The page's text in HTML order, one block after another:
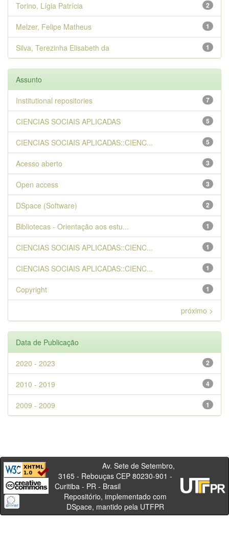
2
Torino, Lígia Patrícia
1
Melzer, Felipe Matheus
1
Silva, Terezinha Elisabeth da
Assunto
7
Institutional repositories
5
CIENCIAS SOCIAIS APLICADAS
5
CIENCIAS SOCIAIS APLICADAS::CIENC...
3
Acesso aberto
3
Open access
2
DSpace (Software)
1
Bibliotecas - Orientação aos estu...
1
CIENCIAS SOCIAIS APLICADAS::CIENC...
1
CIENCIAS SOCIAIS APLICADAS::CIENC...
1
Copyright
próximo >
Data de Publicação
2
2020 - 2023
4
2010 - 2019
1
2009 - 2009
Av. Sete de Setembro,
3165 - Rebouças CEP 80230-901 -
Curitiba - PR - Brasil
Repositório, implementado com
DSpace, mantido pela UTFPR